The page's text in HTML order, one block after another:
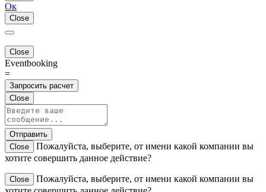
Ок
Close
Close
Eventbooking
=
Запросить расчет
Close
Отправить
Close
Пожалуйста, выберите, от имени какой компании вы
хотите совершить данное действие?
Close
Пожалуйста, выберите, от имени какой компании вы